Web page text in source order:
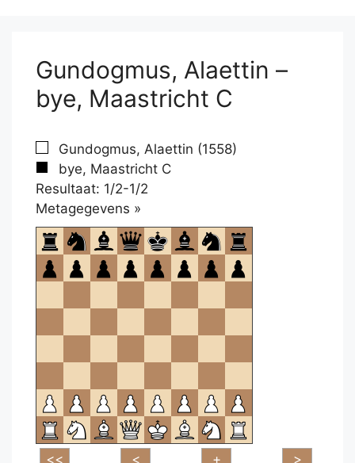
Gundogmus, Alaettin –
bye, Maastricht C
Gundogmus, Alaettin (1558)
bye, Maastricht C
Resultaat: 1/2-1/2
Metagegevens »
om
te
openen.